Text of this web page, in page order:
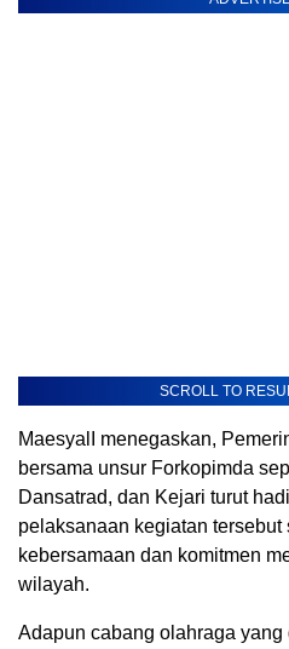
SCROLL TO
MaesyalI menegaskan,
bersama unsur Forkopimda
Dansatrad, dan Kejari turut
pelaksanaan kegiatan tersebut
kebersamaan dan komitmen
wilayah.
Adapun cabang olahraga